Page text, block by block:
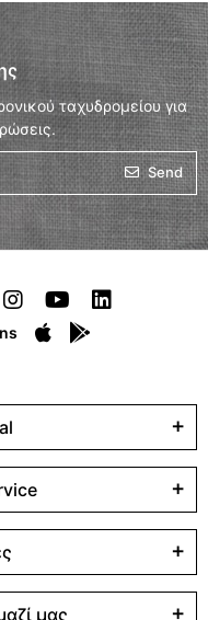
ταχυδρομείου για
Send
μας